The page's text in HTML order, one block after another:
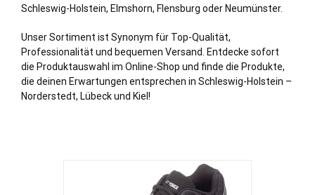
Schleswig-Holstein, Elmshorn, Flensburg oder Neumünster.
Unser Sortiment ist Synonym für Top-Qualität,
Professionalität und bequemen Versand. Entdecke sofort
die Produktauswahl im Online-Shop und finde die Produkte,
die deinen Erwartungen entsprechen in Schleswig-Holstein –
Norderstedt, Lübeckund Kiel !